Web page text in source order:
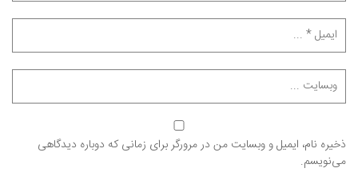
ذخیره نام، ایمیل و وبسایت من در مرورگر برای زمانی که دوباره دیدگاهی
می‌نویسم.